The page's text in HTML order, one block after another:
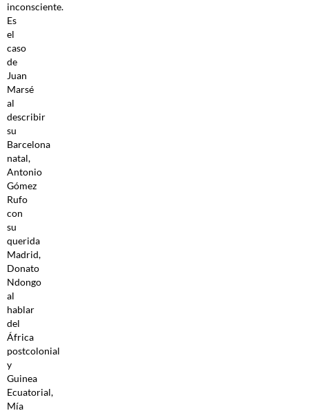
inconsciente.
Es
el
caso
de
Juan
Marsé
al
describir
su
Barcelona
natal,
Antonio
Gómez
Rufo
con
su
querida
Madrid,
Donato
Ndongo
al
hablar
del
África
postcolonial
y
Guinea
Ecuatorial,
Mía